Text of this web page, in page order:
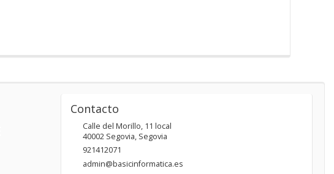
Contacto
Calle del Morillo, 11 local
40002 Segovia, Segovia
921412071
admin@basicinformatica.es